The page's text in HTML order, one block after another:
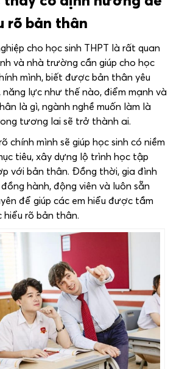
rõ bản thân
cho học sinh THPT là rất quan
và nhà trường cần giúp cho học
mình, biết được bản thân yêu
năng lực như thế nào, điểm mạnh và
là gì, ngành nghề muốn làm là
tương lai sẽ trở thành ai.
chính mình sẽ giúp học sinh có niềm
tiêu, xây dựng lộ trình học tập
với bản thân. Đồng thời, gia đình
hành, động viên và luôn sẵn
để giúp các em hiểu được tầm
hiểu rõ bản thân.